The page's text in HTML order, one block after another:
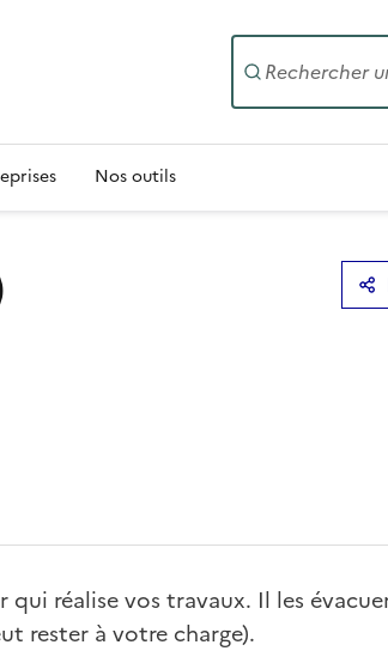
Nos outils
réalise vos travaux. Il les
rester à votre charge).